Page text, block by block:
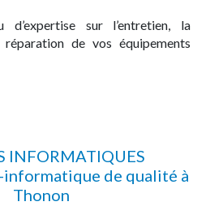
sur l’entretien, la
de vos équipements
INFORMATIQUES
de qualité à
Thonon